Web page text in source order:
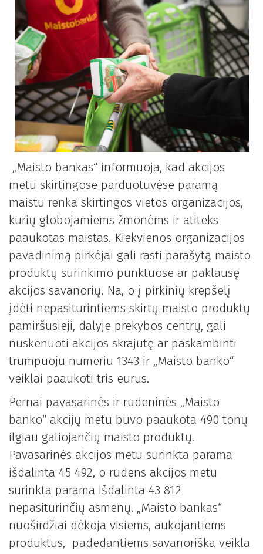
„Maisto bankas“ informuoja, kad akcijos
metu skirtingose parduotuvėse paramą
maistu renka skirtingos vietos organizacijos,
kurių globojamiems žmonėms ir atiteks
paaukotas maistas. Kiekvienos organizacijos
pavadinimą pirkėjai gali rasti parašytą maisto
produktų surinkimo punktuose ar paklausę
akcijos savanorių. Na, o į pirkinių krepšelį
įdėti nepasiturintiems skirtų maisto produktų
pamiršusieji, dalyje prekybos centrų, gali
nuskenuoti akcijos skrajutę ar paskambinti
trumpuoju numeriu 1343 ir „Maisto banko“
veiklai paaukoti tris eurus.
Pernai pavasarinės ir rudeninės „Maisto
banko“ akcijų metu buvo paaukota 490 tonų
ilgiau galiojančių maisto produktų.
Pavasarinės akcijos metu surinkta parama
išdalinta 45 492, o rudens akcijos metu
surinkta parama išdalinta 43 812
nepasiturinčių asmenų. „Maisto bankas“
nuoširdžiai dėkoja visiems, aukojantiems
produktus, padedantiems savanoriška veikla